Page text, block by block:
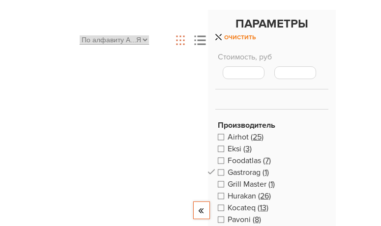
ПАРАМЕТРЫ
ОЧИСТИТЬ
Стоимость, руб
Производитель
Airhot (25)
Eksi (3)
Foodatlas (7)
Gastrorag (1)
Grill Master (1)
Hurakan (26)
Kocateq (13)
Pavoni (8)